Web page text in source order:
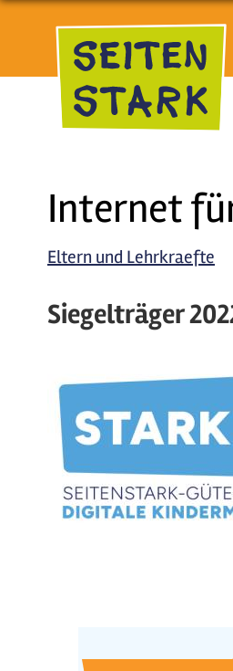
Direkt zum Inhalt
Internet
Eltern und Lehrkraefte
Siegelträger